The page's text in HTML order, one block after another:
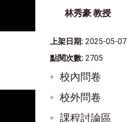
林秀豪 教授
上架日期: 2025-05-07
點閱次數: 2705
校內問卷
校外問卷
課程討論區